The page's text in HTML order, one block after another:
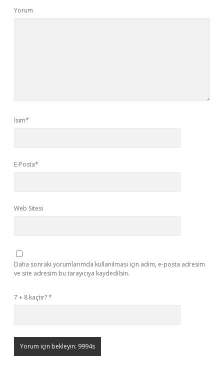
Yorum
İsim*
E-Posta*
Web Sitesi
Daha sonraki yorumlarımda kullanılması için adım, e-posta adresim
ve site adresim bu tarayıcıya kaydedilsin.
7 + 8 kaçtır?*